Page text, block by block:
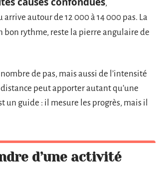
,
autour de 12 000 à 14 000 pas. La
rythme, reste la pierre angulaire de
de pas, mais aussi de l’intensité
peut apporter autant qu’une
un guide : il mesure les progrès, mais il
d’une activité